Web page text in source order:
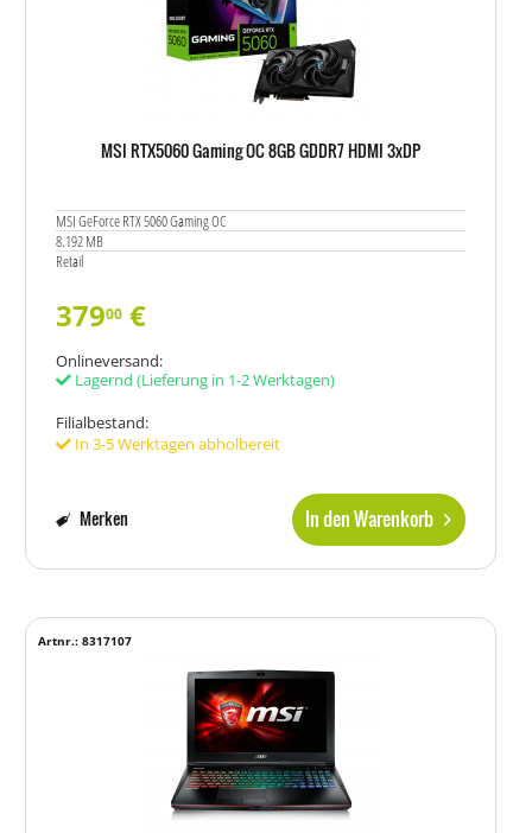
MSI RTX5060 Gaming OC 8GB GDDR7 HDMI 3xDP
MSI GeForce RTX 5060 Gaming OC
8.192 MB
Retail
37900 €
Onlineversand:
Lagernd (Lieferung in 1-2 Werktagen)
Filialbestand:
In 3-5 Werktagen abholbereit
In den Warenkorb
Merken
Artnr.: 8317107